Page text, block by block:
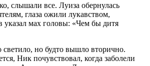
слышали все. Луиза обернулась
глаза ожили лукавством,
указал мах головы: «Чем бы дитя
светило, но будто вышло вторично.
Ник почувствовал, когда заболели